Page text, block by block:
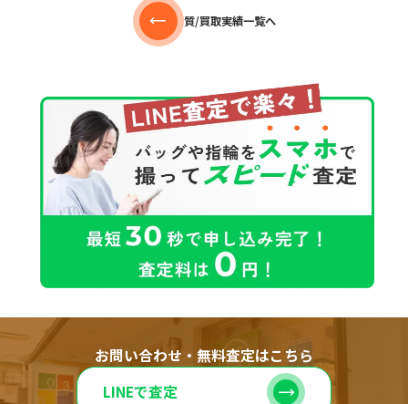
質/買取実績一覧へ
お問い合わせ・無料査定はこちら
LINEで査定